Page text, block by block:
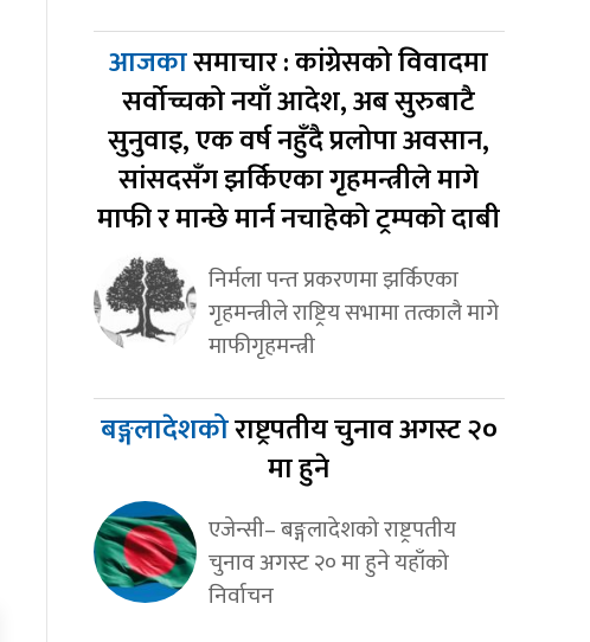
आजकासमाचार : कांग्रेसको विवादमा
सर्वोच्चको नयाँ आदेश, अब सुरुबाटै
सुनुवाइ, एक वर्ष नहुँदै प्रलोपा अवसान,
सांसदसँग झर्किएका गृहमन्त्रीले मागे
माफी र मान्छे मार्न नचाहेको ट्रम्पको दाबी
निर्मला पन्त प्रकरणमा झर्किएका
गृहमन्त्रीले राष्ट्रिय सभामा तत्कालै मागे
माफीगृहमन्त्री
बङ्गलादेशकोराष्ट्रपतीय चुनाव अगस्ट २०
मा हुने
एजेन्सी– बङ्गलादेशको राष्ट्रपतीय
चुनाव अगस्ट २० मा हुने यहाँको
निर्वाचन